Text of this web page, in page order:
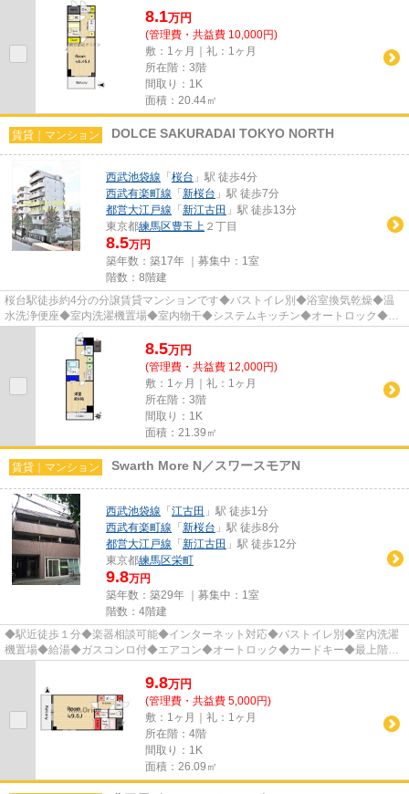
8.1万円
(管理費・共益費 10,000円)
敷：1ヶ月｜礼：1ヶ月
所在階：3階
間取り：1K
面積：20.44㎡
賃貸｜マンション DOLCE SAKURADAI TOKYO NORTH
西武池袋線 「 桜台 」駅 徒歩4分
西武有楽町線 「 新桜台 」駅 徒歩7分
都営大江戸線 「 新江古田 」駅 徒歩13分
東京都練馬区豊玉上 ２丁目
8.5万円
築年数：築17年 ｜募集中： 1室
階数：8階建
桜台駅徒歩約4分の分譲賃貸マンションです◆バストイレ別◆浴室換気乾燥◆温
水洗浄便座◆室内洗濯機置場◆室内物干◆システムキッチン◆オートロック◆モ
ニタ付インタホン◆防犯カメラ◆ダブルロ...
8.5万円
(管理費・共益費 12,000円)
敷：1ヶ月｜礼：1ヶ月
所在階：3階
間取り：1K
面積：21.39㎡
賃貸｜マンション Swarth More N／スワースモアN
西武池袋線 「 江古田 」駅 徒歩1分
西武有楽町線 「 新桜台 」駅 徒歩8分
都営大江戸線 「 新江古田 」駅 徒歩12分
東京都練馬区栄町
9.8万円
築年数：築29年 ｜募集中： 1室
階数：4階建
◆駅近徒歩１分◆楽器相談可能◆インターネット対応◆バストイレ別◆室内洗濯
機置場◆給湯◆ガスコンロ付◆エアコン◆オートロック◆カードキー◆最上階◆
9.8万円
(管理費・共益費 5,000円)
敷：1ヶ月｜礼：1ヶ月
所在階：4階
間取り：1K
面積：26.09㎡